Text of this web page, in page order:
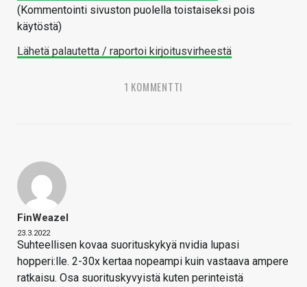
(Kommentointi sivuston puolella toistaiseksi pois
käytöstä)
Lähetä palautetta / raportoi kirjoitusvirheestä
1 KOMMENTTI
FinWeazel
23.3.2022
Suhteellisen kovaa suorituskykyä nvidia lupasi
hopperi:lle. 2-30x kertaa nopeampi kuin vastaava ampere
ratkaisu. Osa suorituskyvyistä kuten perinteistä